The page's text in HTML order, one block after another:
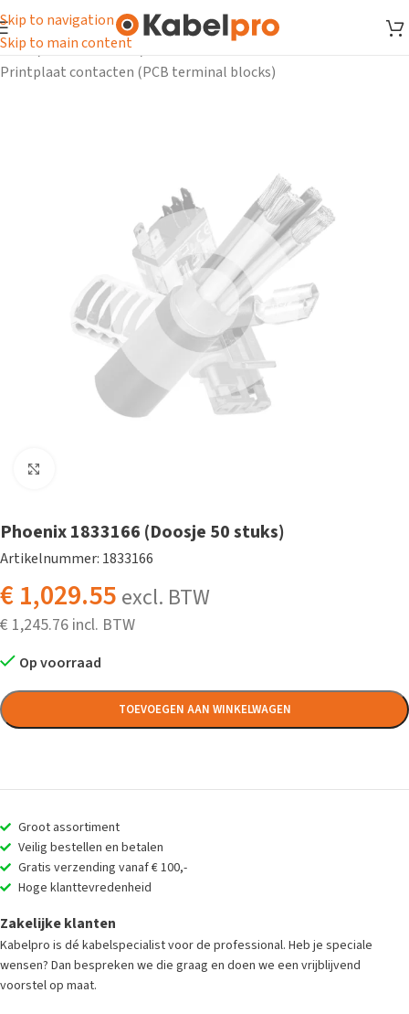
Skip to navigation
Skip to main content
Home/ Kabelschoenen
Printplaat contacten (PCB terminal blocks)
Phoenix 1833166 (Doosje 50 stuks)
Artikelnummer: 1833166
€1,029.55 excl. BTW
€ 1,245.76
Op voorraad
TOEVOEGEN AAN WINKELWAGEN
Groot assortiment
Veilig bestellen en betalen
Gratis verzending vanaf € 100,-
Hoge klanttevredenheid
Zakelijke klanten
Kabelpro is dé kabelspecialist voor de professional. Heb je speciale
wensen? Dan bespreken we die graag en doen we een vrijblijvend
voorstel op maat.